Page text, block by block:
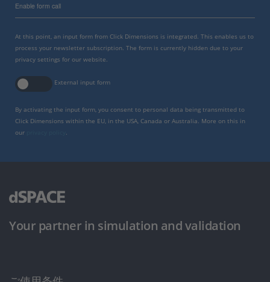
Enable form call
At this point, an input form from Click Dimensions is integrated. This enables us to
process your newsletter subscription. The form is currently hidden due to your
privacy settings for our website.
External input form
By activating the input form, you consent to personal data being transmitted to
Click Dimensions within the EU, in the USA, Canada or Australia. More on this in
our
.
Your partner in simulation and validation